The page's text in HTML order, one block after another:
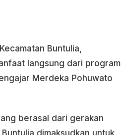
Buntulia,
langsung dari program
Merdeka Pohuwato
berasal dari gerakan